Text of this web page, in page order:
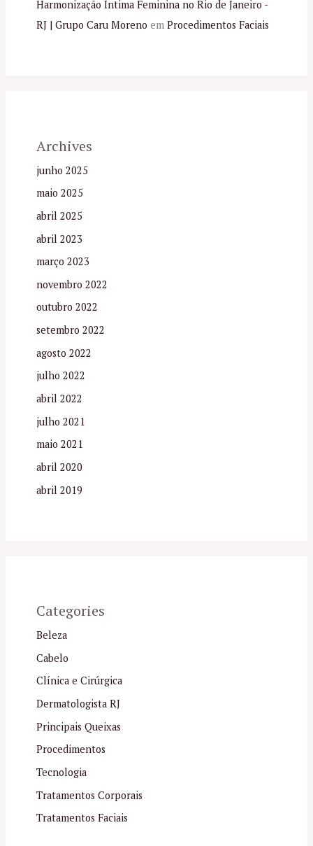
Harmonização Íntima Feminina no Rio de Janeiro -
RJ | Grupo Caru Moreno em Procedimentos Faciais
Archives
junho 2025
maio 2025
abril 2025
abril 2023
março 2023
novembro 2022
outubro 2022
setembro 2022
agosto 2022
julho 2022
abril 2022
julho 2021
maio 2021
abril 2020
abril 2019
Categories
Beleza
Cabelo
Clínica e Cirúrgica
Dermatologista RJ
Principais Queixas
Procedimentos
Tecnologia
Tratamentos Corporais
Tratamentos Faciais